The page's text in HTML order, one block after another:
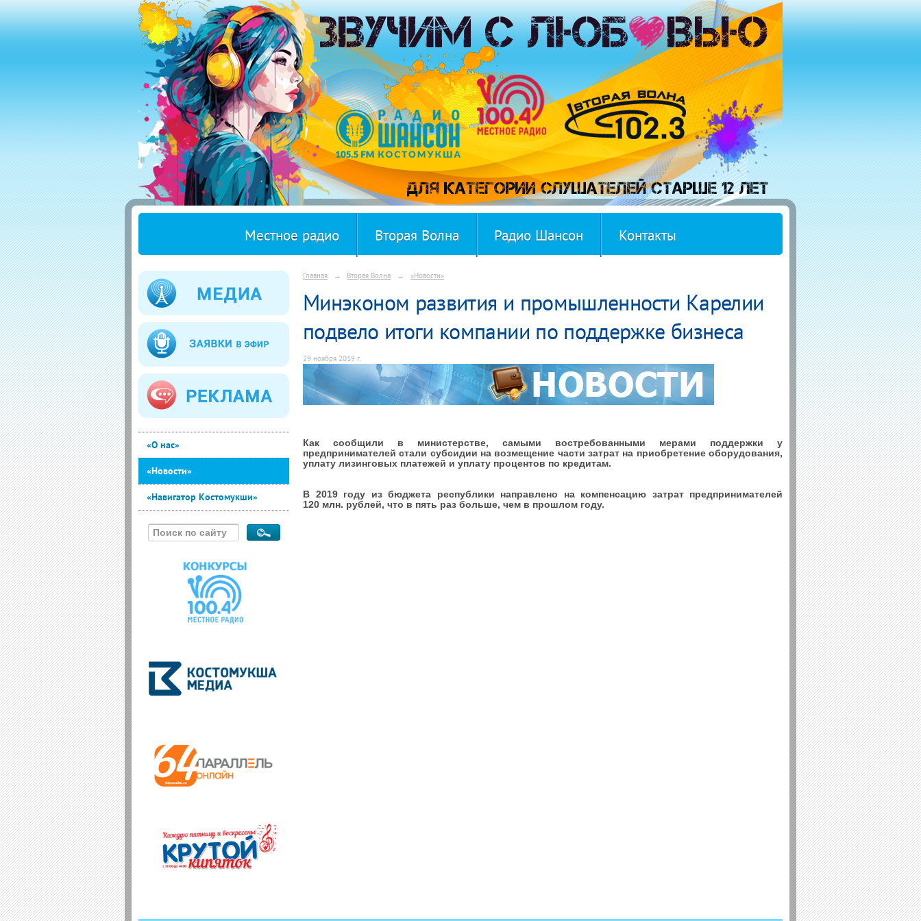
Местное радио Вторая Волна Радио Шансон Контакты
«О нас»
«Новости»
«Навигатор Костомукши»
Главная → Вторая Волна → «Новости»
Минэконом развития и промышленности Карелии
подвело итоги компании по поддержке бизнеса
29 ноября 2019 г.
Как сообщили в министерстве, самыми востребованными мерами поддержки у
предпринимателей стали субсидии на возмещение части затрат на приобретение оборудования,
уплату лизинговых платежей и уплату процентов по кредитам.
В 2019 году из бюджета республики направлено на компенсацию затрат предпринимателей
120 млн. рублей, что в пять раз больше, чем в прошлом году.